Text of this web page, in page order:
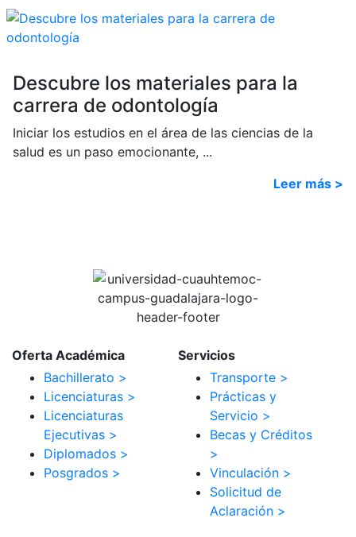
Descubre los materiales para la
carrera de odontología
Iniciar los estudios en el área de las ciencias de la
salud es un paso emocionante, ...
Leer más >
Oferta Académica
Bachillerato >
Licenciaturas >
Licenciaturas
Ejecutivas >
Diplomados >
Posgrados >
Servicios
Transporte >
Prácticas y
Servicio >
Becas y Créditos
>
Vinculación >
Solicitud de
Aclaración >